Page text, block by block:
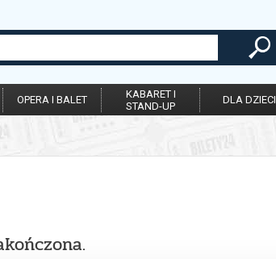
OPERA I BALET
KABARET I
STAND-UP
DLA DZIECI